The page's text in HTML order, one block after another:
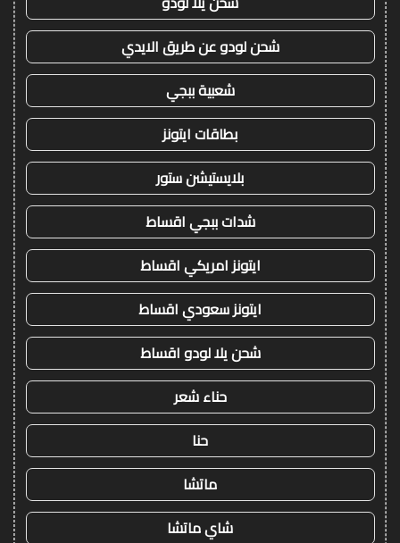
شحن لودو عن طريق الايدي
شعبية ببجي
بطاقات ايتونز
بلايستيشن ستور
شدات ببجي اقساط
ايتونز امريكي اقساط
ايتونز سعودي اقساط
شحن يلا لودو اقساط
حناء شعر
حنا
ماتشا
شاي ماتشا